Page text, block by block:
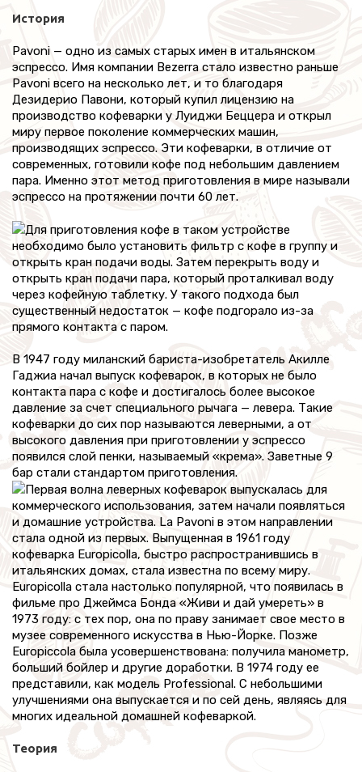
История
Pavoni — одно из самых старых имен в итальянском
эспрессо. Имя компании Bezerra стало известно раньше
Pavoni всего на несколько лет, и то благодаря
Дезидерио Павони, который купил лицензию на
производство кофеварки у Луиджи Беццера и открыл
миру первое поколение коммерческих машин,
производящих эспрессо. Эти кофеварки, в отличие от
современных, готовили кофе под небольшим давлением
пара. Именно этот метод приготовления в мире называли
эспрессо на протяжении почти 60 лет.
Для приготовления кофе в таком устройстве
необходимо было установить фильтр с кофе в группу и
открыть кран подачи воды. Затем перекрыть воду и
открыть кран подачи пара, который проталкивал воду
через кофейную таблетку. У такого подхода был
существенный недостаток — кофе подгорало из-за
прямого контакта с паром.
В 1947 году миланский бариста-изобретатель Акилле
Гаджиа начал выпуск кофеварок, в которых не было
контакта пара с кофе и достигалось более высокое
давление за счет специального рычага — левера. Такие
кофеварки до сих пор называются леверными, а от
высокого давления при приготовлении у эспрессо
появился слой пенки, называемый «крема». Заветные 9
бар стали стандартом приготовления.
Первая волна леверных кофеварок выпускалась для
коммерческого использования, затем начали появляться
и домашние устройства. La Pavoni в этом направлении
стала одной из первых. Выпущенная в 1961 году
кофеварка Europicolla, быстро распространившись в
итальянских домах, стала известна по всему миру.
Europicolla стала настолько популярной, что появилась в
фильме про Джеймса Бонда «Живи и дай умереть» в
1973 году: с тех пор, она по праву занимает свое место в
музее современного искусства в Нью-Йорке. Позже
Europiccola была усовершенствована: получила манометр,
больший бойлер и другие доработки. В 1974 году ее
представили, как модель Professional. С небольшими
улучшениями она выпускается и по сей день, являясь для
многих идеальной домашней кофеваркой.
Теория